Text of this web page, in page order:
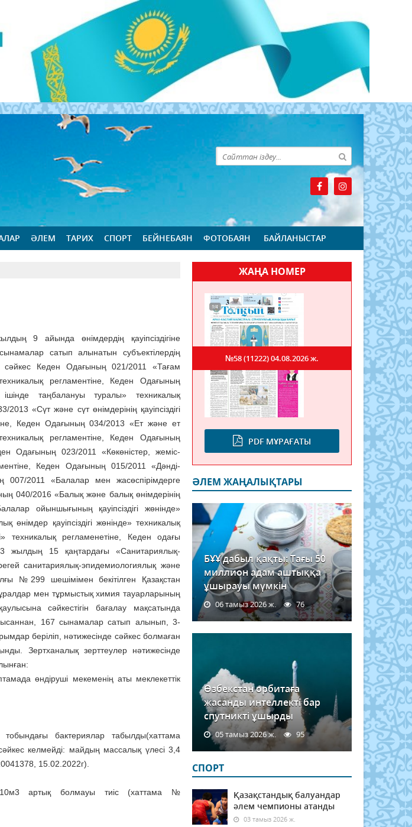
ӘЛЕМ ТАРИХ СПОРТ БЕЙНЕБАЯН ФОТОБАЯН БАЙЛАНЫСТАР
9 айында өнімдердің қауіпсіздігіне
сатып алынатын субъектілердің
сәйкес Кеден Одағының 021/2011 «Тағам
техникалық регламентіне, Кеден Одағының
таңбалануы туралы» техникалық
«Сүт және сүт өнімдерінің қауіпсіздігі
Кеден Одағының 034/2013 «Ет және ет
техникалық регламентіне, Кеден Одағының
Одағының 023/2011 «Көкөністер, жеміс-
Кеден Одағының 015/2011 «Дәнді-
007/2011 «Балалар мен жасөспірімдерге
040/2016 «Балық және балық өнімдерінің
ойыншығының қауіпсіздігі жөнінде»
қауіпсіздігі жөнінде» техникалық
техникалық регламенетіне, Кеден одағы
15 қаңтардағы «Санитариялық-
санитариялық-эпидемиологиялық және
№299 шешімімен бекітілген Қазақстан
мен тұрмыстық химия тауарларының
сәйкестігін бағалау мақсатында
167 сынамалар сатып алынып, 3-
беріліп, нәтижесінде сәйкес болмаған
Зертханалық зерттеулер нәтижесінде
өндіруші мекеменің аты меклекеттік
бактериялар табылды(хаттама
келмейді: майдың массалық үлесі 3,4
15.02.2022г).
артық болмауы тиіс (хаттама №
ЖАҢА НОМЕР
PDF МҰРАҒАТЫ
№58 (11222)04.08.2026 ж.
ӘЛЕМ ЖАҢАЛЫҚТАРЫ
БҰҰ дабыл қақты: Тағы 50
миллион адам аштыққа
ұшырауы мүмкін
06 тамыз 2026 ж. 76
Өзбекстан орбитаға
жасанды интеллекті бар
спутникті ұшырды
05 тамыз 2026 ж. 95
СПОРТ
Қазақстандық балуандар
әлем чемпионы атанды
03 тамыз 2026 ж.